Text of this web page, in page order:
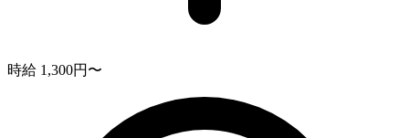
時給 1,300円〜